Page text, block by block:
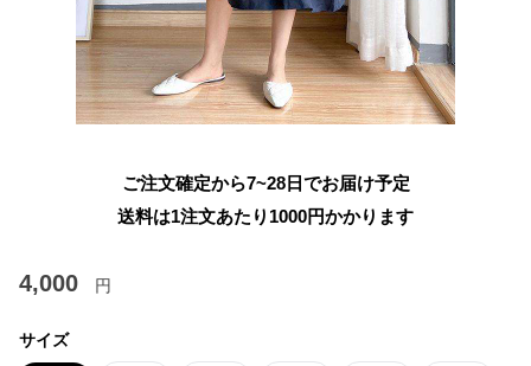
ご注文確定から7~28日でお届け予定
送料は1注文あたり 1000円かかります
4,000 円
サイズ